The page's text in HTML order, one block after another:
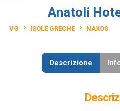
Anatoli
VG ISOLE GRECHE NAXOS
Descrizione